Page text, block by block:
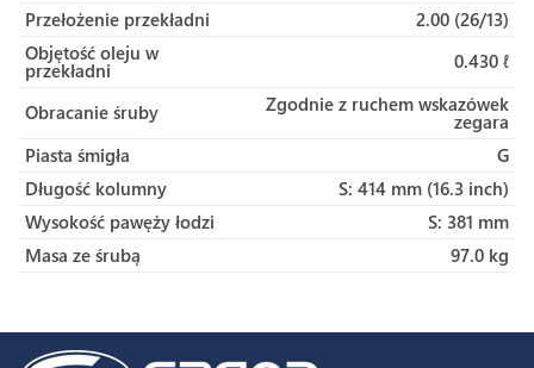
Przełożenie przekładni
2.00 (26/13)
Objętość oleju w
przekładni 0.430 ℓ
Obracanie śruby Zgodnie z ruchem wskazówek
zegara
Piasta śmigła
G
Długość kolumny
S: 414 mm (16.3 inch)
Wysokość pawęży łodzi
S: 381 mm
Masa ze śrubą
97.0 kg